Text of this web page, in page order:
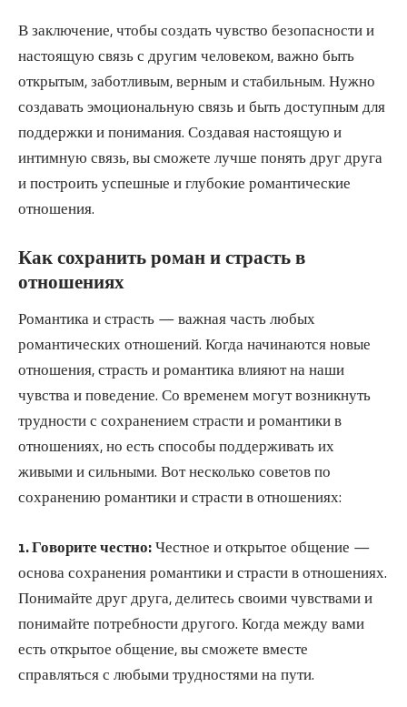
В заключение, чтобы создать чувство безопасности и
настоящую связь с другим человеком, важно быть
открытым, заботливым, верным и стабильным. Нужно
создавать эмоциональную связь и быть доступным для
поддержки и понимания. Создавая настоящую и
интимную связь, вы сможете лучше понять друг друга
и построить успешные и глубокие романтические
отношения.
Как сохранить роман и страсть в
отношениях
Романтика и страсть — важная часть любых
романтических отношений. Когда начинаются новые
отношения, страсть и романтика влияют на наши
чувства и поведение. Со временем могут возникнуть
трудности с сохранением страсти и романтики в
отношениях, но есть способы поддерживать их
живыми и сильными. Вот несколько советов по
сохранению романтики и страсти в отношениях:
1. Говорите честно: Честное и открытое общение —
основа сохранения романтики и страсти в отношениях.
Понимайте друг друга, делитесь своими чувствами и
понимайте потребности другого. Когда между вами
есть открытое общение, вы сможете вместе
справляться с любыми трудностями на пути.